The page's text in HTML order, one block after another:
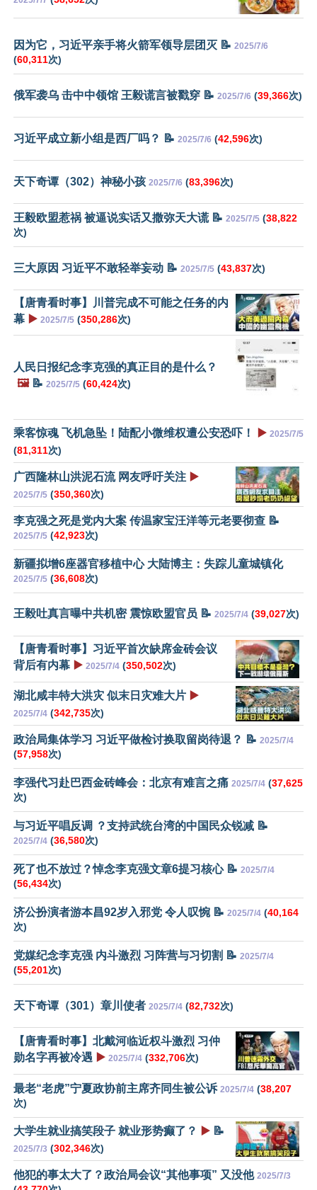
因为它，习近平亲手将火箭军领导层团灭 📝 2025/7/6
(60,311次)
俄军袭乌 击中中领馆 王毅谎言被戳穿 📝 2025/7/6 (39,366次)
习近平成立新小组是西厂吗？ 📝 2025/7/6 (42,596次)
天下奇谭（302）神秘小孩 2025/7/6 (83,396次)
王毅欧盟惹祸 被逼说实话又撒弥天大谎 📝 2025/7/5 (38,822
次)
三大原因 习近平不敢轻举妄动 📝 2025/7/5 (43,837次)
【唐青看时事】川普完成不可能之任务的内
幕 ▶️ 2025/7/5 (350,286次)
人民日报纪念李克强的真正目的是什么？
🖼️📝 2025/7/5 (60,424次)
乘客惊魂 飞机急坠！陆配小微维权遭公安恐吓！ ▶️ 2025/7/5
(81,311次)
广西隆林山洪泥石流 网友呼吁关注 ▶️
2025/7/5 (350,360次)
李克强之死是党内大案 传温家宝汪洋等元老要彻查 📝
2025/7/5 (42,923次)
新疆拟增6座器官移植中心 大陆博主：失踪儿童城镇化
2025/7/5 (36,608次)
王毅吐真言曝中共机密 震惊欧盟官员 📝 2025/7/4 (39,027次)
【唐青看时事】习近平首次缺席金砖会议
背后有内幕 ▶️ 2025/7/4 (350,502次)
湖北咸丰特大洪灾 似末日灾难大片 ▶️
2025/7/4 (342,735次)
政治局集体学习 习近平做检讨换取留岗待退？ 📝 2025/7/4
(57,958次)
李强代习赴巴西金砖峰会：北京有难言之痛 2025/7/4 (37,625
次)
与习近平唱反调 ？支持武统台湾的中国民众锐减 📝
2025/7/4 (36,580次)
死了也不放过？悼念李克强文章6提习核心 📝 2025/7/4
(56,434次)
济公扮演者游本昌92岁入邪党 令人叹惋 📝 2025/7/4 (40,164
次)
党媒纪念李克强 内斗激烈 习阵营与习切割 📝 2025/7/4
(55,201次)
天下奇谭（301）章川使者 2025/7/4 (82,732次)
【唐青看时事】北戴河临近权斗激烈 习仲
勋名字再被冷遇 ▶️ 2025/7/4 (332,706次)
最老“老虎”宁夏政协前主席齐同生被公诉 2025/7/4 (38,207
次)
大学生就业搞笑段子 就业形势癫了？ ▶️ 📝
2025/7/3 (302,346次)
他犯的事太大了？政治局会议“其他事项” 又没他 2025/7/3